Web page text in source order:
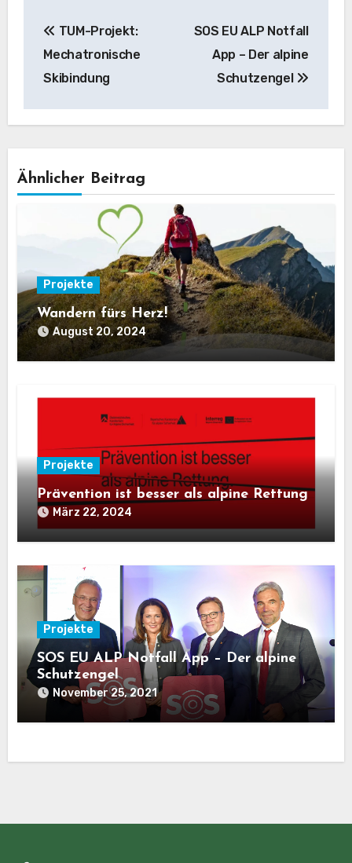
TUM-Projekt:
Mechatronische
Skibindung
SOS EU ALP Notfall
App – Der alpine
Schutzengel
Ähnlicher Beitrag
Projekte
Wandern fürs Herz!
August 20, 2024
Projekte
Prävention ist besser als alpine Rettung
März 22, 2024
Projekte
SOS EU ALP Notfall App – Der alpine
Schutzengel
November 25, 2021